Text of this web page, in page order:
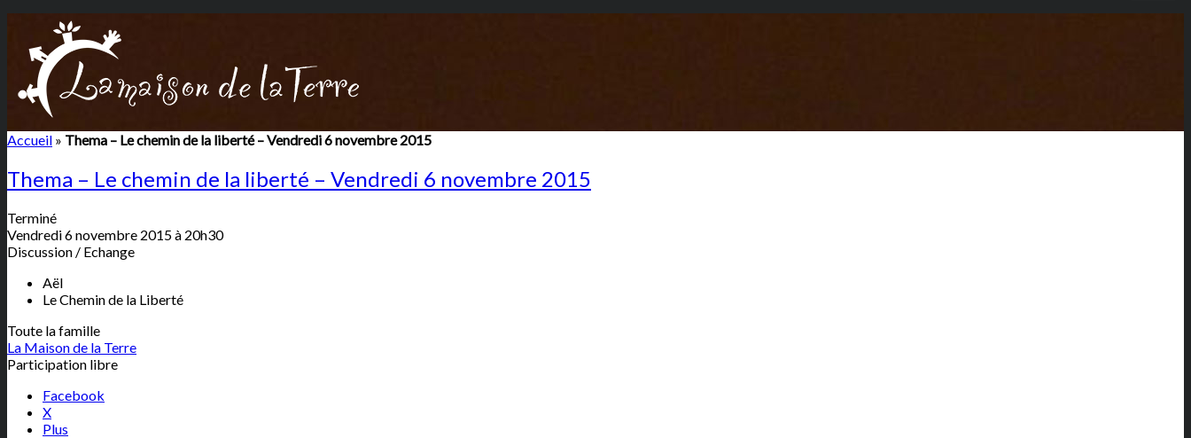
Accueil » Thema – Le chemin de la liberté – Vendredi 6 novembre 2015
Thema – Le chemin de la liberté – Vendredi 6 novembre 2015
Terminé
Vendredi 6 novembre 2015 à 20h30
Discussion / Echange
Aël
Le Chemin de la Liberté
Toute la famille
La Maison de la Terre
Participation libre
Facebook
X
Plus